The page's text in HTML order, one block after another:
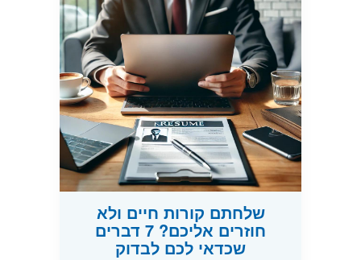
שלחתם קורות חיים ולא
חוזרים אליכם? 7 דברים
שכדאי לכם לבדוק